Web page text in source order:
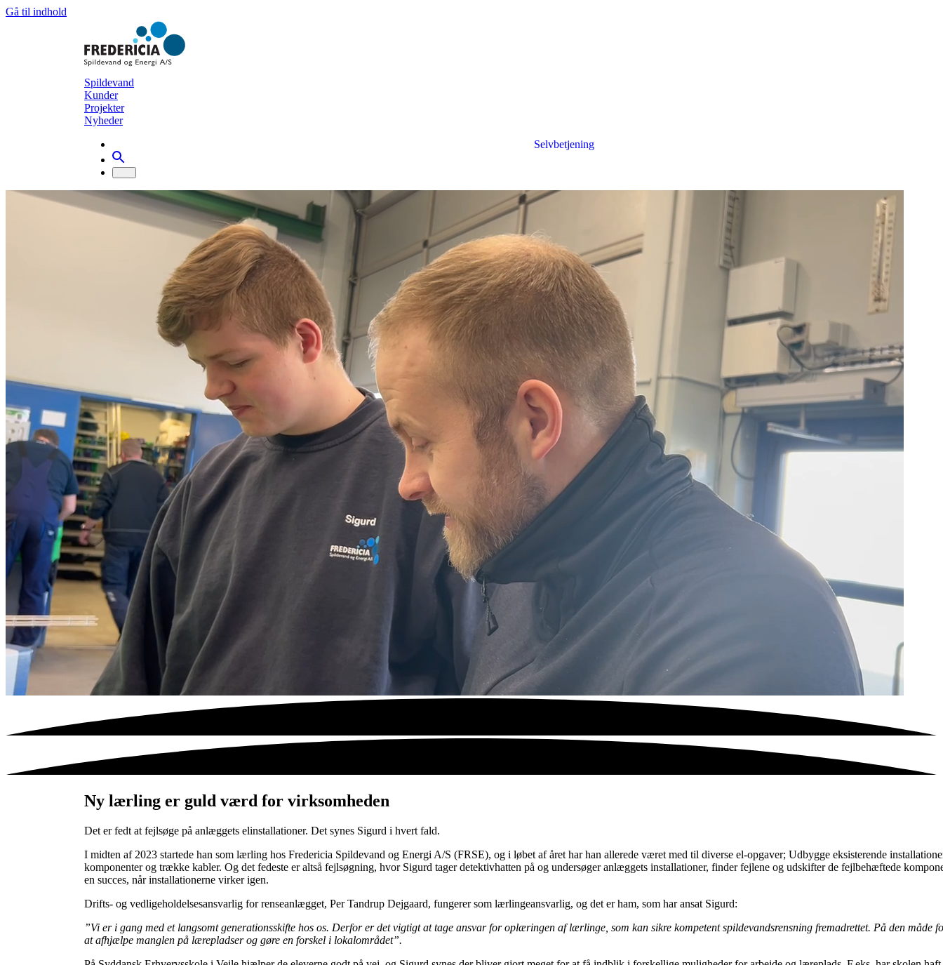
Gå til indhold
Spildevand
Kunder
Projekter
Nyheder
Selvbetjening
Ny lærling er guld værd for virksomheden
Det er fedt at fejlsøge på anlæggets elinstallationer. Det synes Sigurd i hvert fald.
I midten af 2023 startede han som lærling hos Fredericia Spildevand og Energi A/S (FRSE), og i løbet af året har han allerede været med til diverse el-opgaver; Udbygge eksisterende
komponenter og trække kabler. Og det fedeste er altså fejlsøgning, hvor Sigurd tager detektivhatten på og undersøger anlæggets installationer, finder fejlene og udskifter de fejlbehæftede
en succes, når installationerne virker igen.
Drifts- og vedligeholdelsesansvarlig for renseanlægget, Per Tandrup Dejgaard, fungerer som lærlingeansvarlig, og det er ham, som har ansat Sigurd:
”Vi er i gang med et langsomt generationsskifte hos os. Derfor er det vigtigt at tage ansvar for oplæringen af lærlinge, som kan sikre kompetent spildevandsrensning fremadrettet. På den måde
at afhjælpe manglen på lærepladser og gøre en forskel i lokalområdet”.